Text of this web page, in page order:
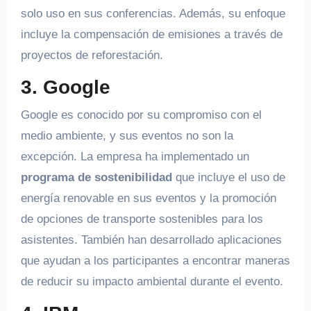
solo uso en sus conferencias. Además, su enfoque
incluye la compensación de emisiones a través de
proyectos de reforestación.
3. Google
Google es conocido por su compromiso con el
medio ambiente, y sus eventos no son la
excepción. La empresa ha implementado un
programa de sostenibilidadque incluye el uso de
energía renovable en sus eventos y la promoción
de opciones de transporte sostenibles para los
asistentes. También han desarrollado aplicaciones
que ayudan a los participantes a encontrar maneras
de reducir su impacto ambiental durante el evento.